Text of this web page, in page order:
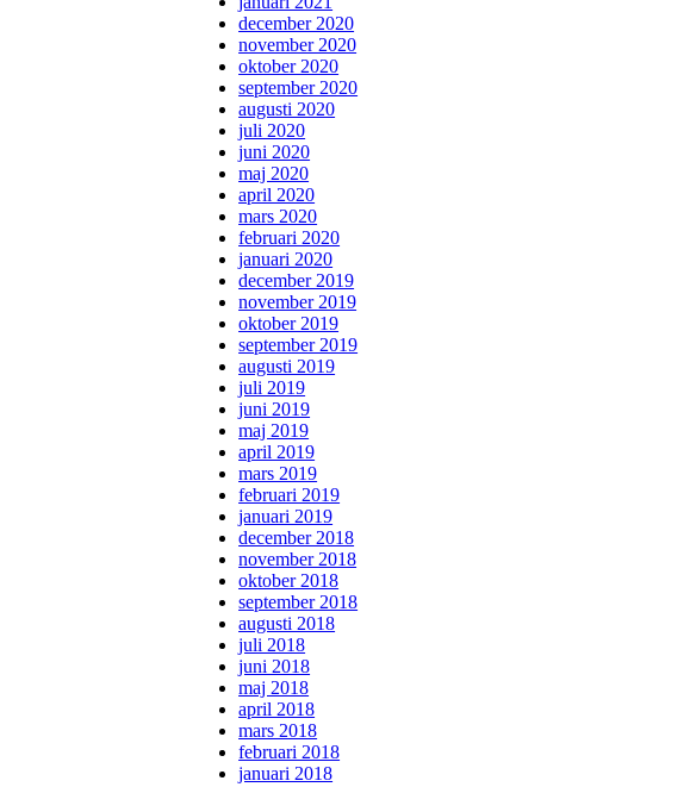
december 2020
november 2020
oktober 2020
september 2020
augusti 2020
juli 2020
juni 2020
maj 2020
april 2020
mars 2020
februari 2020
januari 2020
december 2019
november 2019
oktober 2019
september 2019
augusti 2019
juli 2019
juni 2019
maj 2019
april 2019
mars 2019
februari 2019
januari 2019
december 2018
november 2018
oktober 2018
september 2018
augusti 2018
juli 2018
juni 2018
maj 2018
april 2018
mars 2018
februari 2018
januari 2018